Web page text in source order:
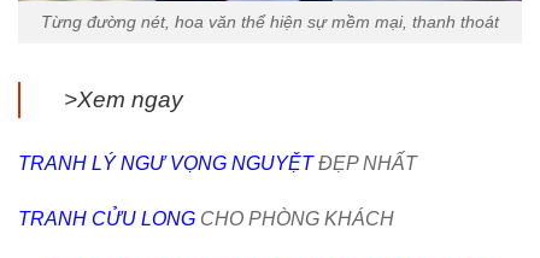
Từng đường nét, hoa văn thể hiện sự mềm mại, thanh thoát
>Xem ngay
TRANH LÝ NGƯ VỌNG NGUYỆT ĐẸP NHẤT
TRANH CỬU LONG CHO PHÒNG KHÁCH